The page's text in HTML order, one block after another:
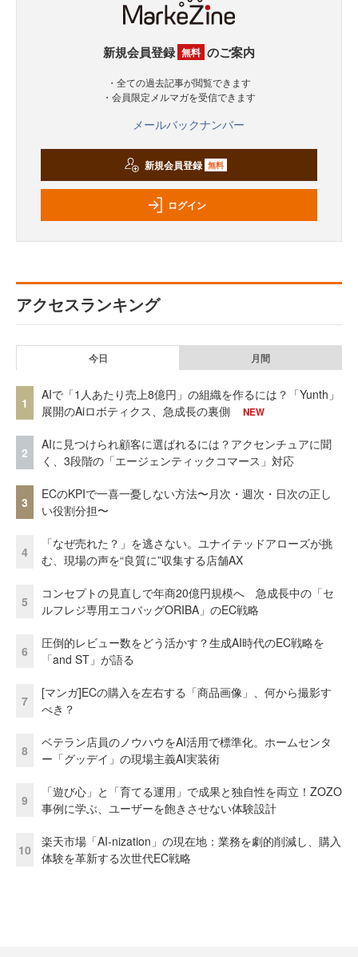
新規会員登録 無料 のご案内
・全ての過去記事が閲覧できます
・会員限定メルマガを受信できます
メールバックナンバー
新規会員登録 無料
ログイン
アクセスランキング
今日 月間
1
AIで「1人あたり売上8億円」の組織を作るには？「Yunth」
展開のAiロボティクス、急成長の裏側
NEW
2
AIに見つけられ顧客に選ばれるには？アクセンチュアに聞
く、3段階の「エージェンティックコマース」対応
3
ECのKPIで一喜一憂しない方法〜月次・週次・日次の正し
い役割分担〜
4
「なぜ売れた？」を逃さない。ユナイテッドアローズが挑
む、現場の声を“良質に”収集する店舗AX
5
コンセプトの見直しで年商20億円規模へ 急成長中の「セ
ルフレジ専用エコバッグORIBA」のEC戦略
6
圧倒的レビュー数をどう活かす？生成AI時代のEC戦略を
「and ST」が語る
7
[マンガ]ECの購入を左右する「商品画像」、何から撮影す
べき？
8
ベテラン店員のノウハウをAI活用で標準化。ホームセンタ
ー「グッデイ」の現場主義AI実装術
9
「遊び心」と「育てる運用」で成果と独自性を両立！ZOZO
事例に学ぶ、ユーザーを飽きさせない体験設計
10
楽天市場「AI-nization」の現在地：業務を劇的削減し、購入
体験を革新する次世代EC戦略